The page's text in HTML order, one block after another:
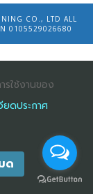
CO., LTD ALL
0105529026680
รใช้งานของ
ยดประกาศ
ด